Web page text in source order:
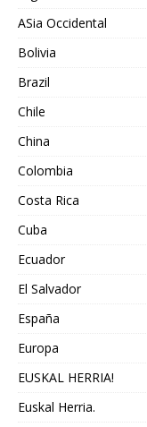
ASia Occidental
Bolivia
Brazil
Chile
China
Colombia
Costa Rica
Cuba
Ecuador
El Salvador
España
Europa
EUSKAL HERRIA!
Euskal Herria.